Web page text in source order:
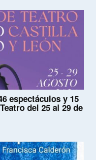
espectáculos y 15
del 25 al 29 de